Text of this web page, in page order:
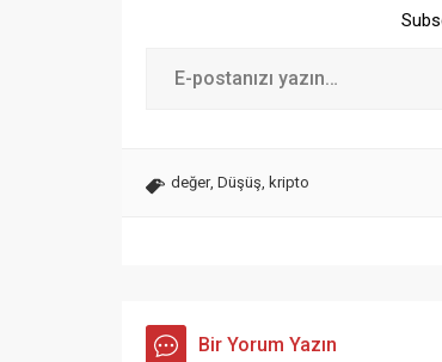
değer, Düşüş, kripto
Bir Yorum Yazın